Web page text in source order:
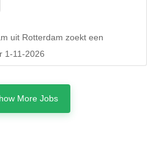
uit Rotterdam zoekt een
1-11-2026
More Jobs